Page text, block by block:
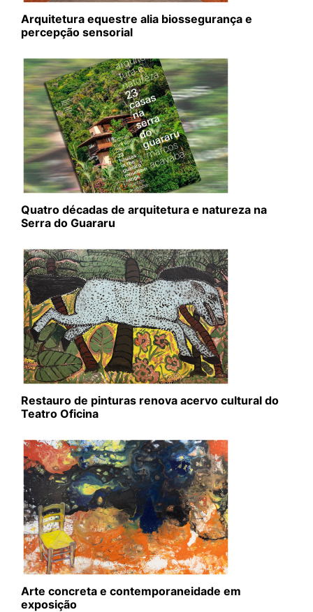
Arquitetura equestre alia biossegurança e
percepção sensorial
Quatro décadas de arquitetura e natureza na
Serra do Guararu
Restauro de pinturas renova acervo cultural do
Teatro Oficina
Arte concreta e contemporaneidade em
exposição